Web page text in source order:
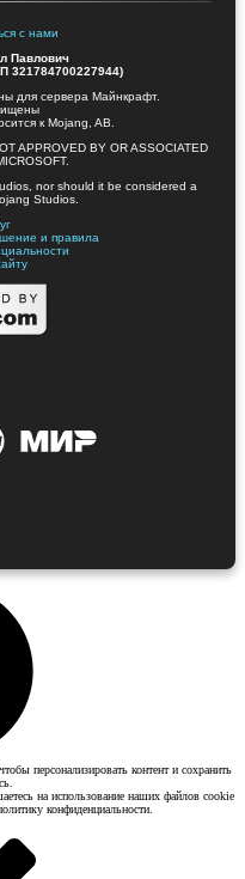
с нами
Павлович
321784700227944)
для сервера Майнкрафт.
к Mojang, AB.
APPROVED BY OR ASSOCIATED
nor should it be considered a
Studios.
и правила
персонализировать контент и сохранить
на использование наших файлов cookie
конфиденциальности.